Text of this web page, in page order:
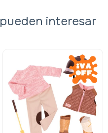
interesar